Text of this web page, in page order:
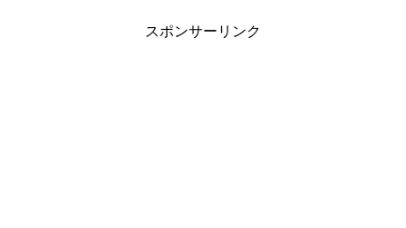
スポンサーリンク